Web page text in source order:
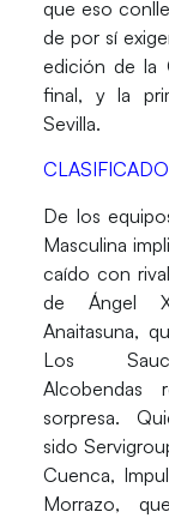
que eso
de por sí
edición de la
final, y la
Sevilla.
De los
Masculina
caído con
de Ángel
Anaitasuna,
Los
Alcobendas
sorpresa.
sido
Cuenca,
Morrazo,